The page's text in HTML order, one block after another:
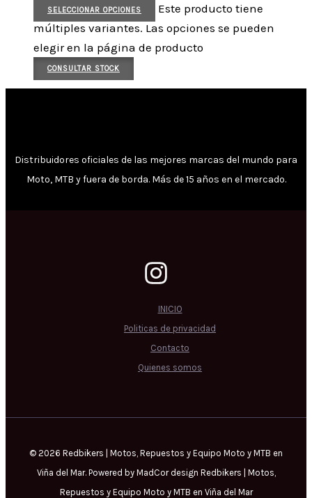
SELECCIONAR OPCIONES
Este producto tiene
múltiples variantes. Las opciones se pueden
elegir en la página de producto
CONSULTAR STOCK
Distribuidores oficiales de las mejores marcas del mundo para
Moto, MTB y fuera de borda. Más de 15 años en el mercado.
INICIO
Politicas de privacidad
Contacto
Quienes somos
© 2026 Redbikers | Motos, Repuestos y Equipo Moto y MTB en
Viña del Mar. Powered by MadCor design Redbikers | Motos,
Repuestos y Equipo Moto y MTB en Viña del Mar